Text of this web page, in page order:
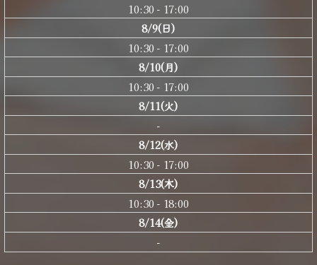
10:30 - 17:00
8/9(日)
10:30 - 17:00
8/10(月)
10:30 - 17:00
8/11(火)
-
8/12(水)
10:30 - 17:00
8/13(木)
10:30 - 18:00
8/14(金)
-